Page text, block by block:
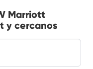
Marriott
y cercanos